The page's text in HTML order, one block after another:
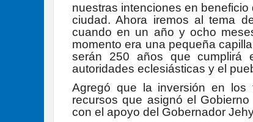
nuestras intenciones en
ciudad. Ahora iremos al tema
cuando en un año y ocho
momento era una pequeña
serán 250 años que cumplirá
autoridades eclesiásticas y el
Agregó que la inversión en los
recursos que asignó el
con el apoyo del Gobernador